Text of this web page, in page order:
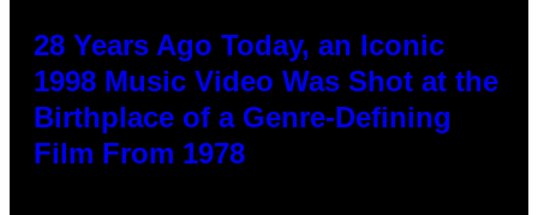
28 Years Ago Today, an Iconic
1998 Music Video Was Shot at the
Birthplace of a Genre-Defining
Film From 1978